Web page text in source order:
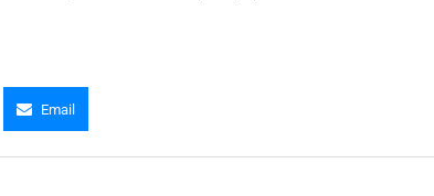
Email